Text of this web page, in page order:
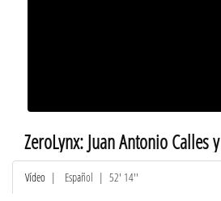
ZeroLynx: Juan Antonio Calles
Vídeo | Español | 52' 14''